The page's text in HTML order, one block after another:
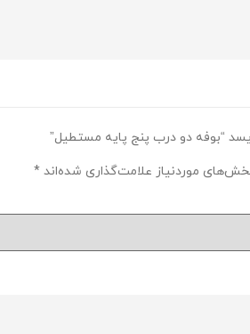
“بوفه دو درب پنج پایه مستطیل”
موردنیاز علامت‌گذاری شده‌اند *